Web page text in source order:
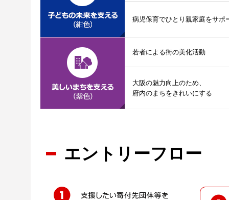
病児保育でひとり親家庭をサポ
若者による街の美化活動
大阪の魅力向上のため、
府内のまちをきれいにする
エントリーフロー